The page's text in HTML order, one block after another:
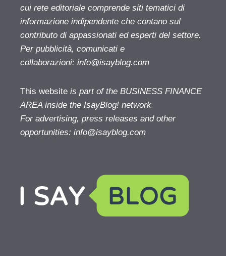
cui rete editoriale comprende siti tematici di
informazione indipendente che contano sul
contributo di appassionati ed esperti del settore.
Per pubblicità, comunicati e
collaborazioni: info@isayblog.com
This website is part of the BUSINESS FINANCE
AREA inside the IsayBlog! network
For advertising, press releases and other
opportunities: info@isayblog.com